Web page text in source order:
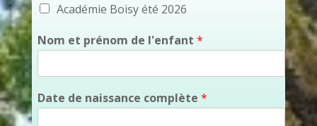
Académie Boisy été 2026
Nom et prénom de l'enfant *
Date de naissance complète *